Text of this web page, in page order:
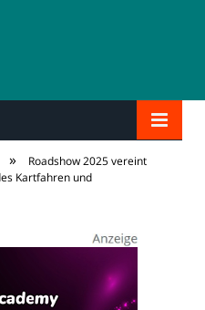
»
Roadshow 2025 vereint
Kartfahren und